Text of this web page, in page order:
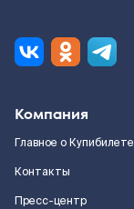
Компания
Главное о Купибилете
Контакты
Пресс-центр